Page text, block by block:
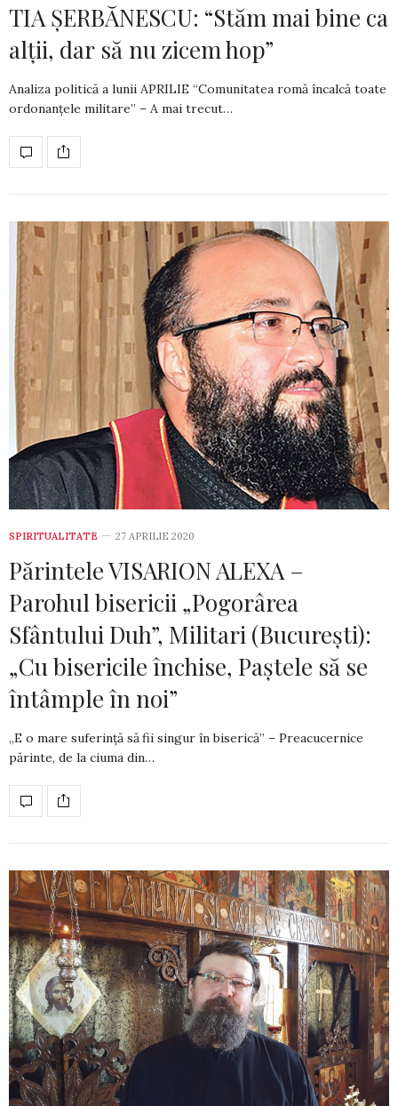
TIA ȘERBĂNESCU: “Stăm mai bine ca
alții, dar să nu zicem hop”
Analiza politică a lunii APRILIE “Comunitatea romă încalcă toate
ordonanțele militare” – A mai trecut…
SPIRITUALITATE 27 APRILIE 2020
Părintele VISARION ALEXA –
Parohul bisericii „Pogorârea
Sfântului Duh”, Militari (București):
„Cu bisericile închise, Paștele să se
întâmple în noi”
„E o mare suferință să fii singur în biserică” – Preacucernice
părinte, de la ciuma din…